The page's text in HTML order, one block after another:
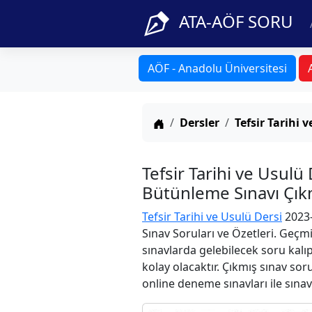
ATA-AÖF SORU
AÖF - Anadolu Üniversitesi
Anasayfa
Dersler Tefsir Tarihi
Tefsir Tarihi ve
Bütünleme Sınavı
Tefsir Tarihi ve Usulü Dersi
Sınav Soruları ve Özetleri.
sınavlarda gelebilecek soru
kolay olacaktır. Çıkmış sınav
online deneme sınavları ile